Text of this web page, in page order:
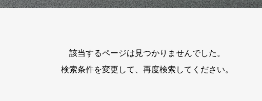
該当するページは見つかりませんでした。
検索条件を変更して、再度検索してください。